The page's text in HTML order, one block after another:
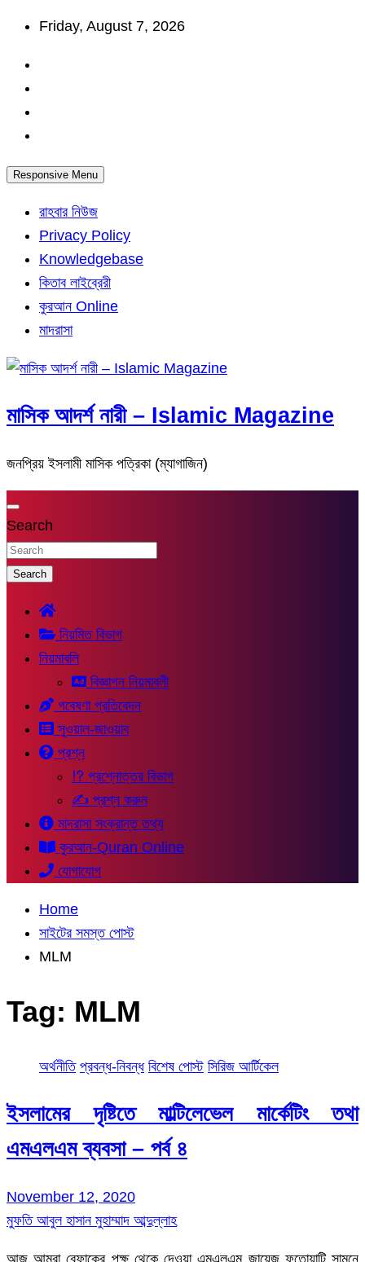
Skip
content
Friday, August 7, 2026
Responsive Menu
রাহবার নিউজ
Privacy Policy
Knowledgebase
কিতাব লাইব্রেরী
কুরআন Online
মাদরাসা
মাসিক আদর্শ নারী – Islamic Magazine
জনপ্রিয় ইসলামী মাসিক পত্রিকা (ম্যাগাজিন)
Search
Search
নিয়মিত বিভাগ
নিয়মাবলি
বিজ্ঞাপন নিয়মাবলী
গবেষণা প্রতিবেদন
সুওয়াল-জাওয়াব
প্রশ্ন
⁉ প্রশ্নোত্তর বিভাগ
✍ প্রশ্ন করুন
মাদরাসা সংক্রান্ত তথ্য
কুরআন-Quran Online
যোগাযোগ
Home
সাইটের সমস্ত পোস্ট
MLM
Tag: MLM
অর্থনীতি প্রবন্ধ-নিবন্ধ বিশেষ পোস্ট সিরিজ আর্টিকেল
ইসলামের দৃষ্টিতে মাল্টিলেভেল মার্কেটিং তথা
এমএলএম ব্যবসা – পর্ব ৪
November 12, 2020
মুফতি আবুল হাসান মুহাম্মাদ আব্দুল্লাহ
আজ আমরা বেফাকের পক্ষ থেকে দেওয়া এমএলএম জায়েজ ফতোয়াটি সামনে